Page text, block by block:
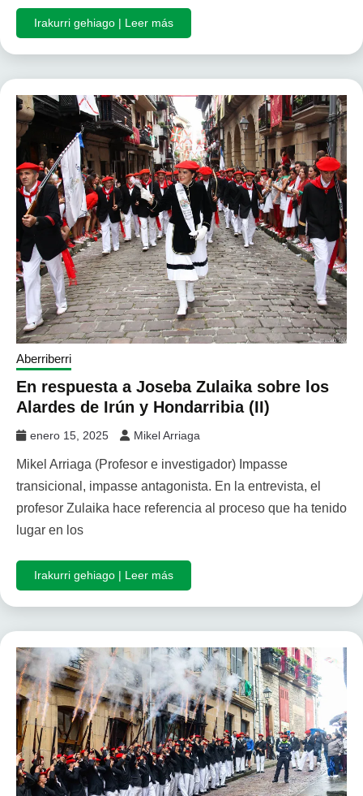
Irakurri gehiago | Leer más
Aberriberri
En respuesta a Joseba Zulaika sobre los
Alardes de Irún y Hondarribia (II)
enero 15, 2025 Mikel Arriaga
Mikel Arriaga (Profesor e investigador) Impasse
transicional, impasse antagonista. En la entrevista, el
profesor Zulaika hace referencia al proceso que ha tenido
lugar en los
Irakurri gehiago | Leer más